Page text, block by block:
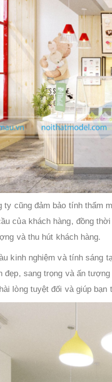
ty cũng đảm bảo tính thẩm
của khách hàng, đồng
và thu hút khách hàng.
kinh nghiệm và tính sáng
đẹp, sang trọng và ấn
lòng tuyệt đối và giúp